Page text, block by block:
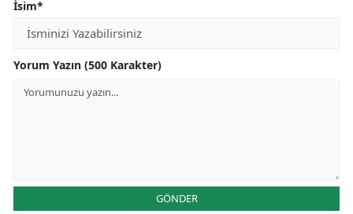
Düzce
İsim*
Yorum Yazın (500 Karakter)
GÖNDER